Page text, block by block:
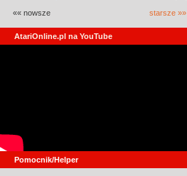
«« nowsze starsze »»
AtariOnline.pl na YouTube
Pomocnik/Helper